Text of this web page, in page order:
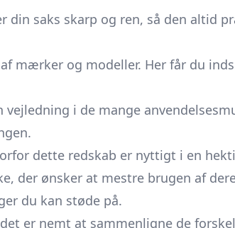
din saks skarp og ren, så den altid
mærker og modeller. Her får du
i de mange
dette redskab er nyttigt i en
der ønsker at mestre brugen af
du kan støde på.
er nemt at sammenligne de